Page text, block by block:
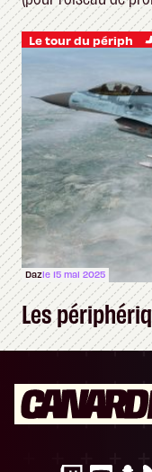
Le tour du périph
Dazle 15 mai 2025
Les